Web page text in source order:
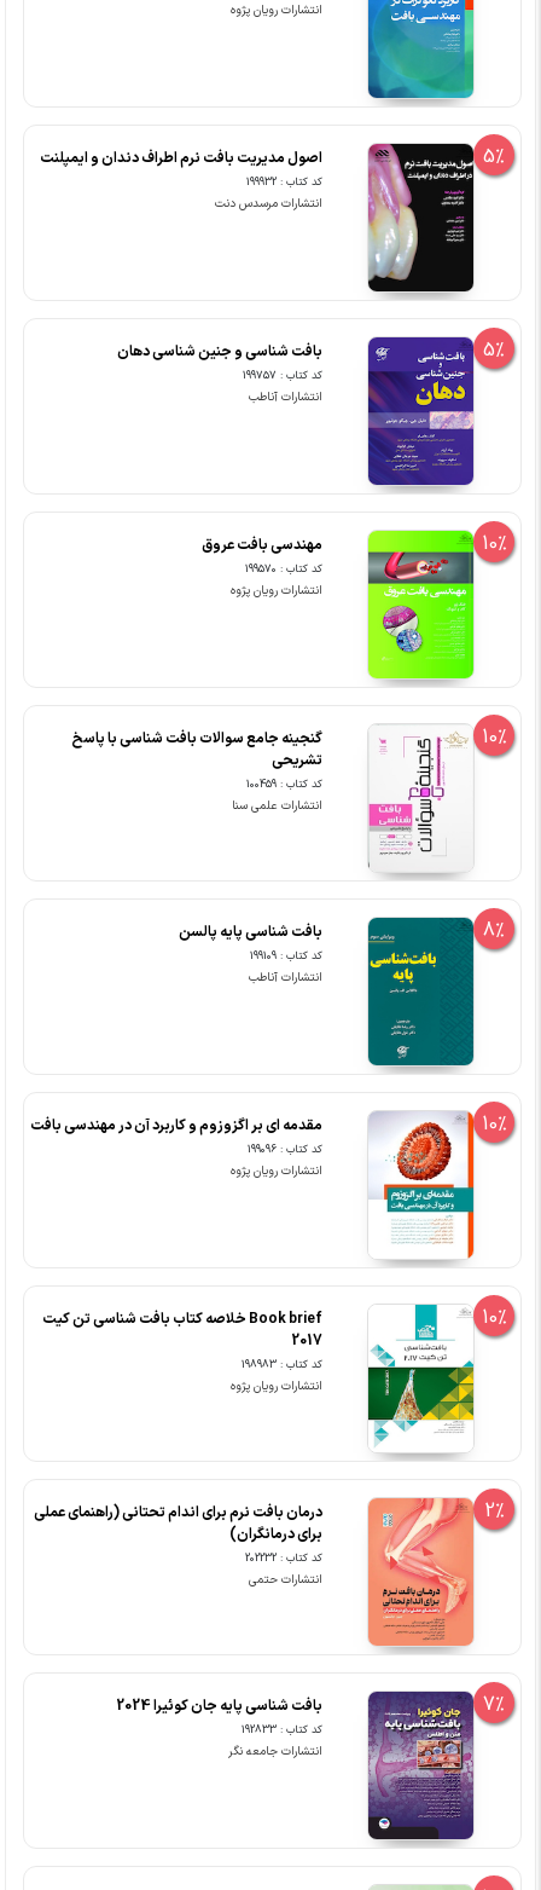
انتشارات رویان پژوه
5% اصول مدیریت بافت نرم اطراف دندان و ایمپلنت
کد کتاب : 199932
انتشارات مرسدس دنت
5% بافت شناسی و جنین شناسی دهان
کد کتاب : 199757
انتشارات آناطب
10% مهندسی بافت عروق
کد کتاب : 199570
انتشارات رویان پژوه
10%
گنجینه جامع سوالات بافت شناسی با پاسخ
تشریحی
کد کتاب : 100459
انتشارات علمی سنا
8% بافت شناسی پایه پالسن
کد کتاب : 199109
انتشارات آناطب
10% مقدمه ای بر اگزوزوم و کاربرد آن در مهندسی بافت
کد کتاب : 199096
انتشارات رویان پژوه
10%
Book brief خلاصه کتاب بافت شناسی تن کیت
2017
کد کتاب : 198983
انتشارات رویان پژوه
2%
درمان بافت نرم برای اندام تحتانی (راهنمای عملی
برای درمانگران)
کد کتاب : 202232
انتشارات حتمی
7% بافت شناسی پایه جان کوئیرا 2024
کد کتاب : 192833
انتشارات جامعه نگر